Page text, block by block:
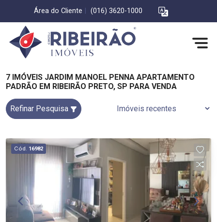
Área do Cliente (016) 3620-1000
7 IMÓVEIS JARDIM MANOEL PENNA APARTAMENTO
PADRÃO EM RIBEIRÃO PRETO, SP PARA VENDA
Refinar Pesquisa
Cód. 16982